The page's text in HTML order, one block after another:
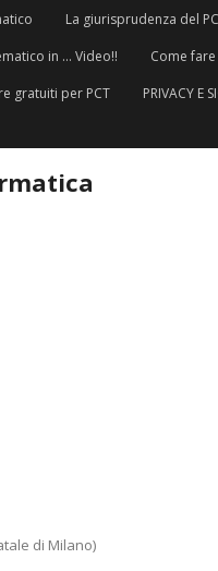
La giurisprudenza del
in … Video!!
Come
gratuiti per PCT
PRIVACY E
di Milano)